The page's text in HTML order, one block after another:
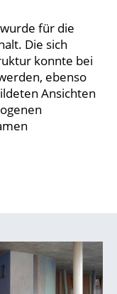
für die
Die sich
konnte bei
ebenso
Ansichten